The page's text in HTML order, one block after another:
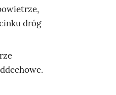
dróg